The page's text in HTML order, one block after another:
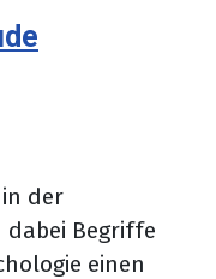
der
Begriffe
einen